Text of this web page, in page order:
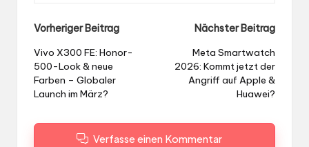
Post
navigation
Vorheriger Beitrag
Vivo X300 FE: Honor-
500-Look & neue
Farben – Globaler
Launch im März?
Nächster Beitrag
Meta Smartwatch
2026: Kommt jetzt der
Angriff auf Apple &
Huawei?
Verfasse einen Kommentar